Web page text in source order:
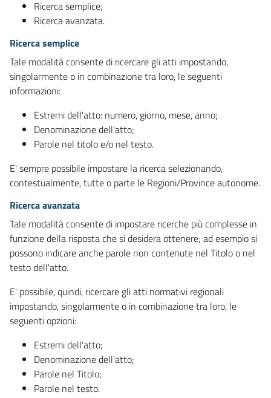
Ricerca semplice;
Ricerca avanzata.
Ricerca semplice
Tale modalità consente di ricercare gli atti impostando,
singolarmente o in combinazione tra loro, le seguenti
informazioni:
Estremi dell'atto: numero, giorno, mese, anno;
Denominazione dell'atto;
Parole nel titolo e/o nel testo.
E' sempre possibile impostare la ricerca selezionando,
contestualmente, tutte o parte le Regioni/Province autonome.
Ricerca avanzata
Tale modalità consente di impostare ricerche più complesse in
funzione della risposta che si desidera ottenere; ad esempio si
possono indicare anche parole non contenute nel Titolo o nel
testo dell'atto.
E' possibile, quindi, ricercare gli atti normativi regionali
impostando, singolarmente o in combinazione tra loro, le
seguenti opzioni:
Estremi dell'atto;
Denominazione dell'atto;
Parole nel Titolo;
Parole nel testo.